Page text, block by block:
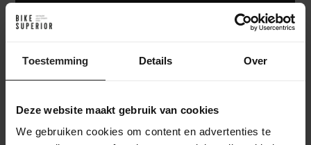
Toestemming Details Over
Deze website maakt gebruik van cookies
We gebruiken cookies om content en advertenties te